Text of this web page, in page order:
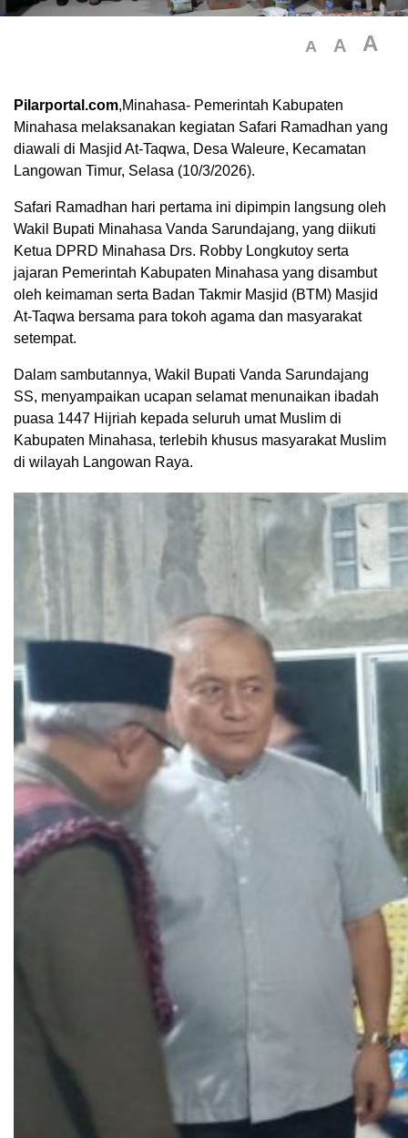
A A A
Pilarportal.com,Minahasa- Pemerintah Kabupaten
Minahasa melaksanakan kegiatan Safari Ramadhan yang
diawali di Masjid At-Taqwa, Desa Waleure, Kecamatan
Langowan Timur, Selasa (10/3/2026).
Safari Ramadhan hari pertama ini dipimpin langsung oleh
Wakil Bupati Minahasa Vanda Sarundajang, yang diikuti
Ketua DPRD Minahasa Drs. Robby Longkutoy serta
jajaran Pemerintah Kabupaten Minahasa yang disambut
oleh keimaman serta Badan Takmir Masjid (BTM) Masjid
At-Taqwa bersama para tokoh agama dan masyarakat
setempat.
Dalam sambutannya, Wakil Bupati Vanda Sarundajang
SS, menyampaikan ucapan selamat menunaikan ibadah
puasa 1447 Hijriah kepada seluruh umat Muslim di
Kabupaten Minahasa, terlebih khusus masyarakat Muslim
di wilayah Langowan Raya.